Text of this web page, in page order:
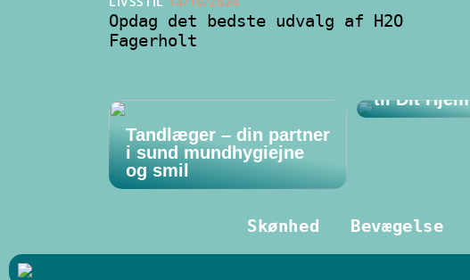
Opdag det bedste udvalg af H2O
Fagerholt
Tandlæger – din partner
i sund mundhygiejne
og smil
til Dit Hjem
Skønhed Bevægelse